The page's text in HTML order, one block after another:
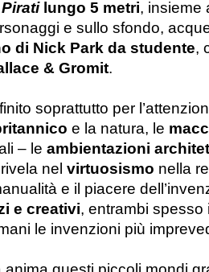
Piratilungo 5 metri, insieme
e sullo sfondo,
di Nick Park da studente,
& Gromit.
soprattutto per
e la natura, le
– le ambientazioni
nel virtuosismo nella
e il piacere
e creativi, entrambi spesso
le invenzioni più